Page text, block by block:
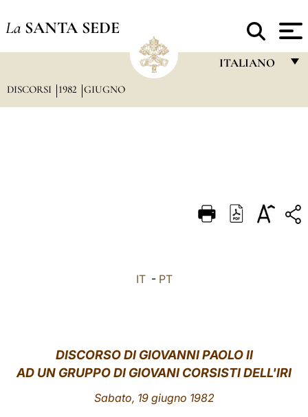
La SANTA SEDE
ITALIANO
DEUTSCH
DISCORSI 1982 GIUGNO
IT- PT
DISCORSO DI GIOVANNI PAOLO II
AD UN GRUPPO DI GIOVANI CORSISTI DELL'IRI
Sabato, 19 giugno 1982